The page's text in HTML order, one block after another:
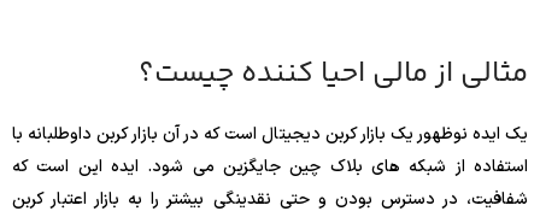
مثالی از مالی احیا کننده چیست؟
یک ایده نوظهور یک بازار کربن دیجیتال است که در آن بازار کربن داوطلبانه با
استفاده از شبکه های بلاک چین جایگزین می شود. ایده این است که
شفافیت، در دسترس بودن و حتی نقدینگی بیشتر را به بازار اعتبار کربن